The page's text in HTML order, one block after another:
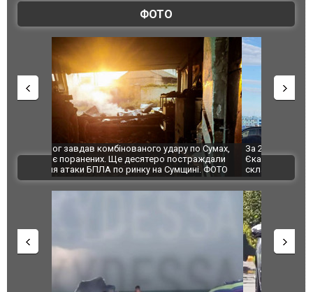
ФОТО
За 2000 кілометрів від кордону з Україною: в
Єкатеринбурзі після атаки дронів загорівся
склад Wildberries. ФОТО. ВІДЕО
"Мої
ВІДЕО